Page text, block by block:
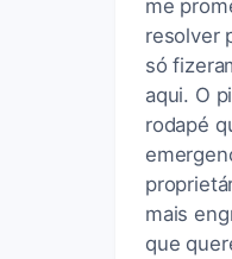
me
resolver
só
aqui. O
rodapé
mais
que